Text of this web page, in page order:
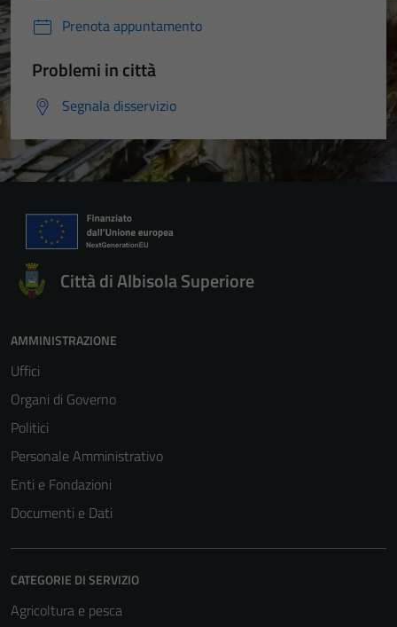
Prenota appuntamento
Problemi in città
Segnala disservizio
Città di Albisola Superiore
AMMINISTRAZIONE
Uffici
Organi di Governo
Politici
Personale Amministrativo
Enti e Fondazioni
Documenti e Dati
CATEGORIE DI SERVIZIO
Agricoltura e pesca